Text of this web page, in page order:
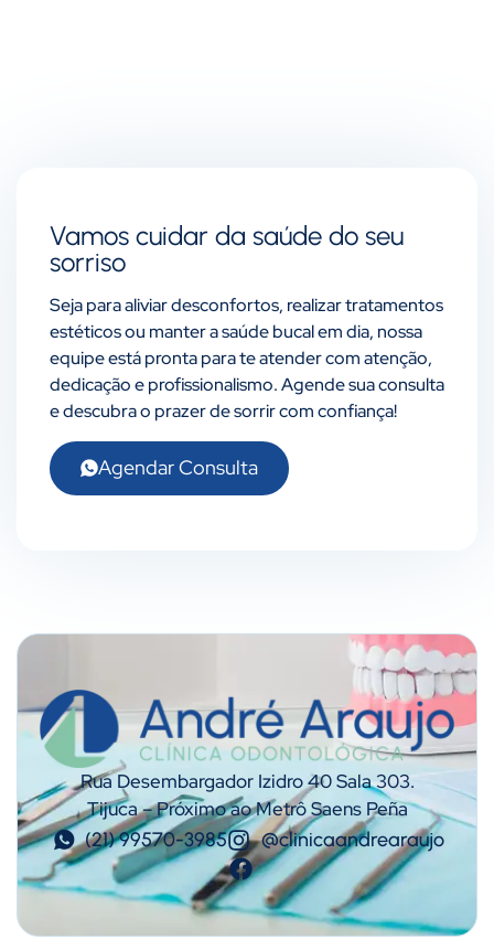
Vamos cuidar da saúde do seu
sorriso
Seja para aliviar desconfortos, realizar tratamentos
estéticos ou manter a saúde bucal em dia, nossa
equipe está pronta para te atender com atenção,
dedicação e profissionalismo. Agende sua consulta
e descubra o prazer de sorrir com confiança!
Agendar Consulta
Rua Desembargador Izidro 40 Sala 303.
Tijuca – Próximo ao Metrô Saens Peña
(21) 99570-3985
@clinicaandrearaujo